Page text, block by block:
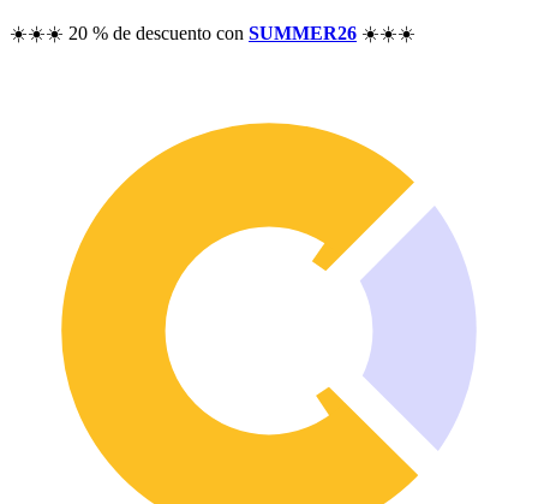
☀️☀️☀️ 20 % de descuento con SUMMER26 ☀️☀️☀️
Recursos
Preguntas frecuentes
Análisis de rentabilidad
Seguimiento del patrimonio
Control de dividendos
Seguridad y privacidad